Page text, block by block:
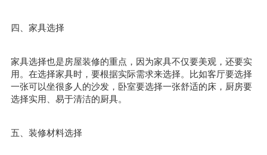
四、家具选择
家具选择也是房屋装修的重点，因为家具不仅要美观，还要实
用。在选择家具时，要根据实际需求来选择。比如客厅要选择
一张可以坐很多人的沙发，卧室要选择一张舒适的床，厨房要
选择实用、易于清洁的厨具。
五、装修材料选择